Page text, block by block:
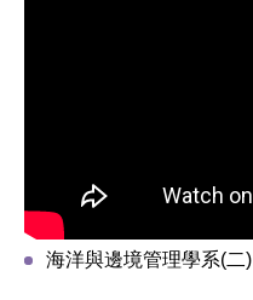
海洋與邊境管理學系(二)